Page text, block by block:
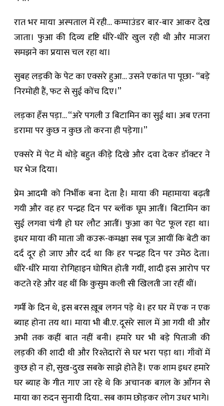
रात भर माया अस्पताल में रही… कम्पाउंडर बार-बार आकर देख
जाता। फुआ की दिव्य दृष्टि धीरे-धीरे खुल रही थी और माजरा
समझने का प्रयास चल रहा था।
सुबह लड़की के पेट का एक्सरे हुआ… उसने एकांत पा पूछा- “बड़े
निरमोही हैं, फट से सुई कोंच दिए।”
लड़का हँस पड़ा… “अरे पगली उ बिटामिन का सुई था। अब एतना
डरामा पर कुछ न कुछ तो करना ही पड़ेगा।”
एक्सरे में पेट में थोड़े बहुत कीड़े दिखे और दवा देकर डॉक्टर ने
घर भेज दिया।
प्रेम आदमी को निर्भीक बना देता है। माया की महामाया बढ़ती
गयी और वह हर पन्द्रह दिन पर ब्लॉक घूम आतीं। बिटामिन का
सुई लगवा चंगी हो घर लौट आतीं। फुआ का पेट फूल रहा था।
इधर माया की माता जी कउरू-कमक्षा सब पूज आयीं कि बेटी का
दर्द दूर हो जाए और दर्द था कि हर पन्द्रह दिन पर उमेठ देता।
धीरे-धीरे माया रोगिहाइन घोषित होती गयीं, शादी इस आरोप पर
कटते रहे और वह थीं कि कुसुम कली सी खिलती जा रहीं थीं।
गर्मी के दिन थे, इस बरस ख़ूब लगन पड़े थे। हर घर में एक न एक
ब्याह होना तय था। माया भी बी.ए. दूसरे साल में आ गयी थी और
अभी तक कहीं बात नहीं बनी। हमारे घर भी बड़े पिताजी की
लड़की की शादी थी और रिश्तेदारों से घर भरा पड़ा था। गाँवों में
कुछ हो न हो, सुख-दुख सबके साझे होते हैं। एक शाम इधर हमारे
घर ब्याह के गीत गाए जा रहे थे कि अचानक बग़ल के आँगन से
माया का रुदन सुनायी दिया.. सब काम छोड़कर लोग उधर भागे।